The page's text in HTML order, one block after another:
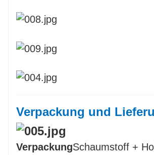
Verpackung und
VerpackungSchaumstoff +